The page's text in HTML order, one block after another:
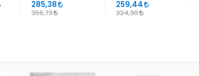
285,38
356,73
259,44
324,30